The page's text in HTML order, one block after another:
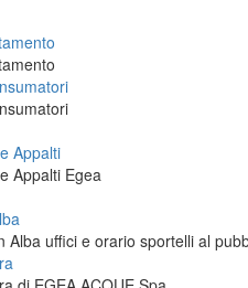
Appalti
Appalti Egea
Alba uffici e orario sportelli al